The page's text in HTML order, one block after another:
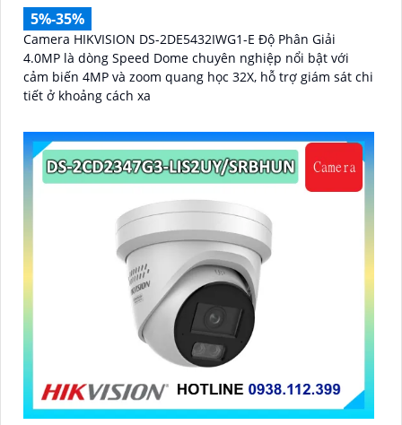
5%-35%
Camera HIKVISION DS-2DE5432IWG1-E Độ Phân Giải
4.0MP là dòng Speed Dome chuyên nghiệp nổi bật với
cảm biến 4MP và zoom quang học 32X, hỗ trợ giám sát chi
tiết ở khoảng cách xa